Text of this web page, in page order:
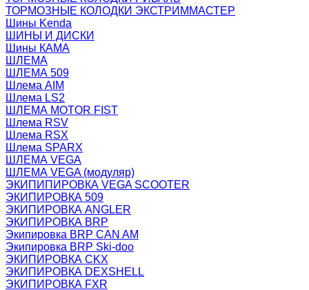
ТОРМОЗНЫЕ КОЛОДКИ ЭКСТРИММАСТЕР
Шины Kenda
ШИНЫ И ДИСКИ
Шины КАМА
ШЛЕМА
ШЛЕМА 509
Шлема AIM
Шлема LS2
ШЛЕМА MOTOR FIST
Шлема RSV
Шлема RSX
Шлема SPARX
ШЛЕМА VEGA
ШЛЕМА VEGA (модуляр)
ЭКИПИПИРОВКА VEGA SCOOTER
ЭКИПИРОВКА 509
ЭКИПИРОВКА ANGLER
ЭКИПИРОВКА BRP
Экипировка BRP CAN AM
Экипировка BRP Ski-doo
ЭКИПИРОВКА CKX
ЭКИПИРОВКА DEXSHELL
ЭКИПИРОВКА FXR